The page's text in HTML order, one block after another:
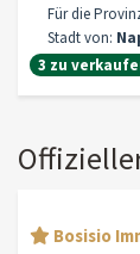
Für die
Stadt von:
3 zu
Bosisio